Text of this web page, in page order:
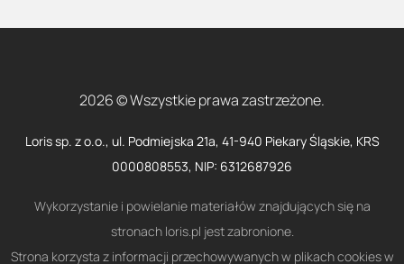
2026 © Wszystkie prawa zastrzeżone.
Loris sp. z o.o., ul. Podmiejska 21a, 41-940 Piekary Śląskie, KRS
0000808553, NIP: 6312687926
Wykorzystanie i powielanie materiałów znajdujących się na
stronach loris.pl jest zabronione.
Strona korzysta z informacji przechowywanych w plikach cookies w